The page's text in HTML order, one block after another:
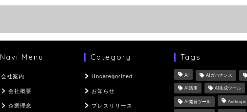
Navi Menu
会社案内
会社概要
企業理念
Category
Uncategorized
お知らせ
プレスリリース
Tags
AI AIガバナンス
AI活用 AI生成ツール
AI開発ツール Anthropic